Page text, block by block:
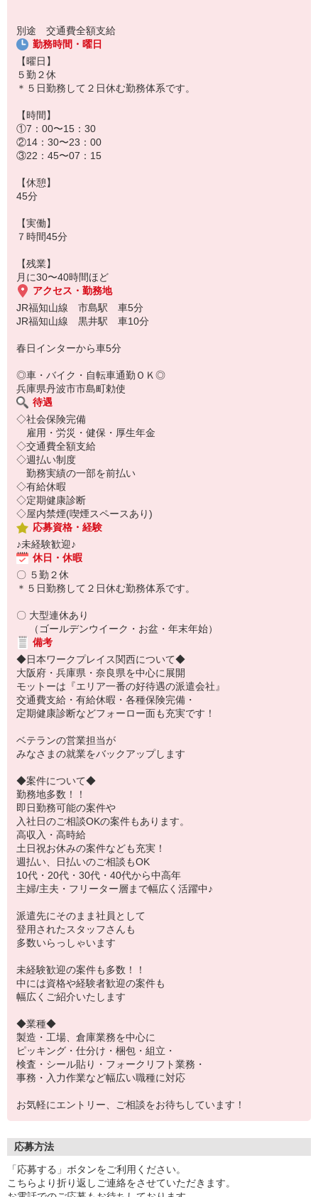
別途 交通費全額支給
勤務時間・曜日
【曜日】
５勤２休
＊５日勤務して２日休む勤務体系です。
【時間】
①7：00〜15：30
②14：30〜23：00
③22：45〜07：15
【休憩】
45分
【実働】
７時間45分
【残業】
月に30〜40時間ほど
アクセス・勤務地
JR福知山線 市島駅 車5分
JR福知山線 黒井駅 車10分
春日インターから車5分
◎車・バイク・自転車通勤ＯＫ◎
兵庫県丹波市市島町勅使
待遇
◇社会保険完備
雇用・労災・健保・厚生年金
◇交通費全額支給
◇週払い制度
勤務実績の一部を前払い
◇有給休暇
◇定期健康診断
◇屋内禁煙(喫煙スペースあり)
応募資格・経験
♪未経験歓迎♪
休日・休暇
〇 ５勤２休
＊５日勤務して２日休む勤務体系です。
〇 大型連休あり
（ゴールデンウイーク・お盆・年末年始）
備考
◆日本ワークプレイス関西について◆
大阪府・兵庫県・奈良県を中心に展開
モットーは『エリア一番の好待遇の派遣会社』
交通費支給・有給休暇・各種保険完備・
定期健康診断などフォーロー面も充実です！
ベテランの営業担当が
みなさまの就業をバックアップします
◆案件について◆
勤務地多数！！
即日勤務可能の案件や
入社日のご相談OKの案件もあります。
高収入・高時給
土日祝お休みの案件なども充実！
週払い、日払いのご相談もOK
10代・20代・30代・40代から中高年
主婦/主夫・フリーター層まで幅広く活躍中♪
派遣先にそのまま社員として
登用されたスタッフさんも
多数いらっしゃいます
未経験歓迎の案件も多数！！
中には資格や経験者歓迎の案件も
幅広くご紹介いたします
◆業種◆
製造・工場、倉庫業務を中心に
ピッキング・仕分け・梱包・組立・
検査・シール貼り・フォークリフト業務・
事務・入力作業など幅広い職種に対応
お気軽にエントリー、ご相談をお待ちしています！
応募方法
「応募する」ボタンをご利用ください。
こちらより折り返しご連絡をさせていただきます。